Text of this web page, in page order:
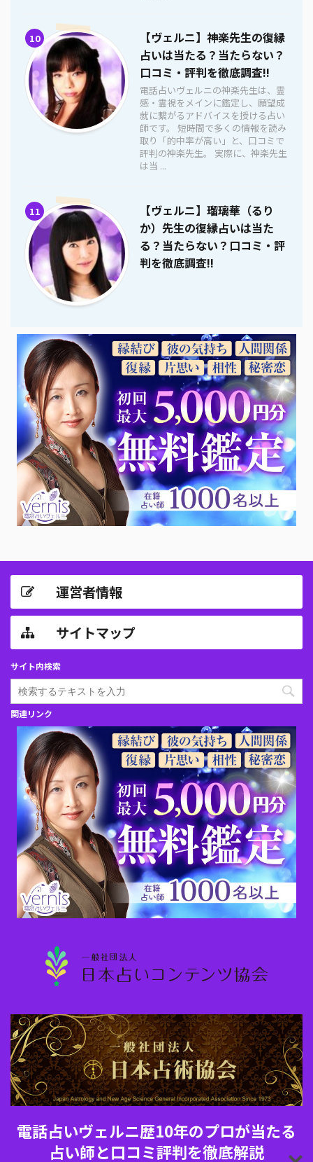
10
【ヴェルニ】神楽先生の復縁
占いは当たる？当たらない？
口コミ・評判を徹底調査!!
電話占いヴェルニの神楽先生は、霊
感・霊視をメインに鑑定し、願望成
就に繋がるアドバイスを授ける占い
師です。 短時間で多くの情報を読み
取り「的中率が高い」と、口コミで
評判の神楽先生。 実際に、神楽先生
は当 ...
11
【ヴェルニ】瑠璃華（るり
か）先生の復縁占いは当た
る？当たらない？口コミ・評
判を徹底調査!!
運営者情報
サイトマップ
サイト内検索
関連リンク
電話占いヴェルニ歴10年のプロが当たる
占い師と口コミ評判を徹底解説